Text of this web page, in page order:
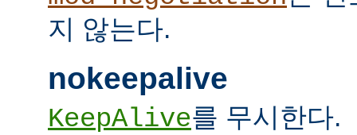
지 않는다.
nokeepalive
KeepAlive를 무시한다.